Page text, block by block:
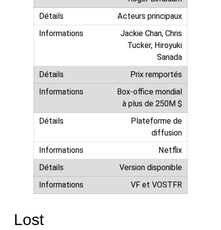
Acteurs principaux
Jackie Chan, Chris
Tucker, Hiroyuki
Sanada
Prix remportés
Box-office mondial
à plus de 250M $
Plateforme de
diffusion
Netflix
Version disponible
VF et VOSTFR
Lost